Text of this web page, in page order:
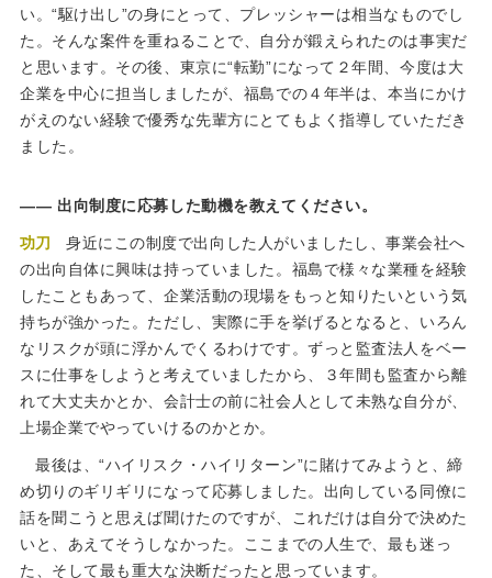
い。“駆け出し”の身にとって、プレッシャーは相当なものでし
た。そんな案件を重ねることで、自分が鍛えられたのは事実だ
と思います。その後、東京に“転勤”になって２年間、今度は大
企業を中心に担当しましたが、福島での４年半は、本当にかけ
がえのない経験で優秀な先輩方にとてもよく指導していただき
ました。
出向制度に応募した動機を教えてください。
功刀
身近にこの制度で出向した人がいましたし、事業会社へ
の出向自体に興味は持っていました。福島で様々な業種を経験
したこともあって、企業活動の現場をもっと知りたいという気
持ちが強かった。ただし、実際に手を挙げるとなると、いろん
なリスクが頭に浮かんでくるわけです。ずっと監査法人をベー
スに仕事をしようと考えていましたから、３年間も監査から離
れて大丈夫かとか、会計士の前に社会人として未熟な自分が、
上場企業でやっていけるのかとか。
最後は、“ハイリスク・ハイリターン”に賭けてみようと、締
め切りのギリギリになって応募しました。出向している同僚に
話を聞こうと思えば聞けたのですが、これだけは自分で決めた
いと、あえてそうしなかった。ここまでの人生で、最も迷っ
た、そして最も重大な決断だったと思っています。